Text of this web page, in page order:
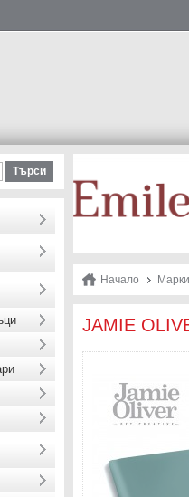
Начало Марки
JAMIE
Търси